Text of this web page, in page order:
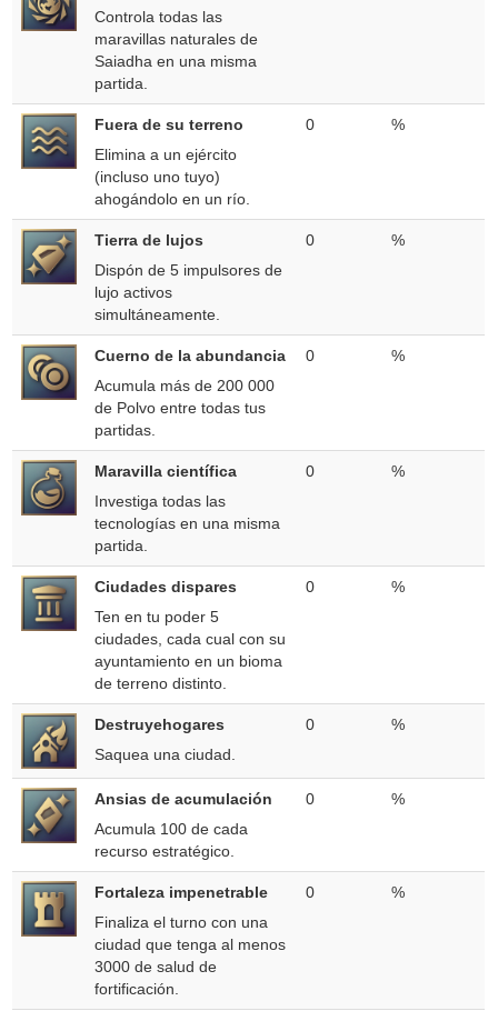
Controla todas las
maravillas naturales de
Saiadha en una misma
partida.
Fuera de su terreno
Elimina a un ejército
(incluso uno tuyo)
ahogándolo en un río.
0 %
Tierra de lujos
Dispón de 5 impulsores de
lujo activos
simultáneamente.
0 %
Cuerno de la abundancia
Acumula más de 200 000
de Polvo entre todas tus
partidas.
0 %
Maravilla científica
Investiga todas las
tecnologías en una misma
partida.
0 %
Ciudades dispares
Ten en tu poder 5
ciudades, cada cual con su
ayuntamiento en un bioma
de terreno distinto.
0 %
Destruyehogares
Saquea una ciudad.
0 %
Ansias de acumulación
Acumula 100 de cada
recurso estratégico.
0 %
Fortaleza impenetrable
Finaliza el turno con una
ciudad que tenga al menos
3000 de salud de
fortificación.
0 %